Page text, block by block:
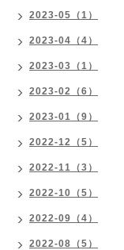
2023-05（1）
2023-04（4）
2023-03（1）
2023-02（6）
2023-01（9）
2022-12（5）
2022-11（3）
2022-10（5）
2022-09（4）
2022-08（5）